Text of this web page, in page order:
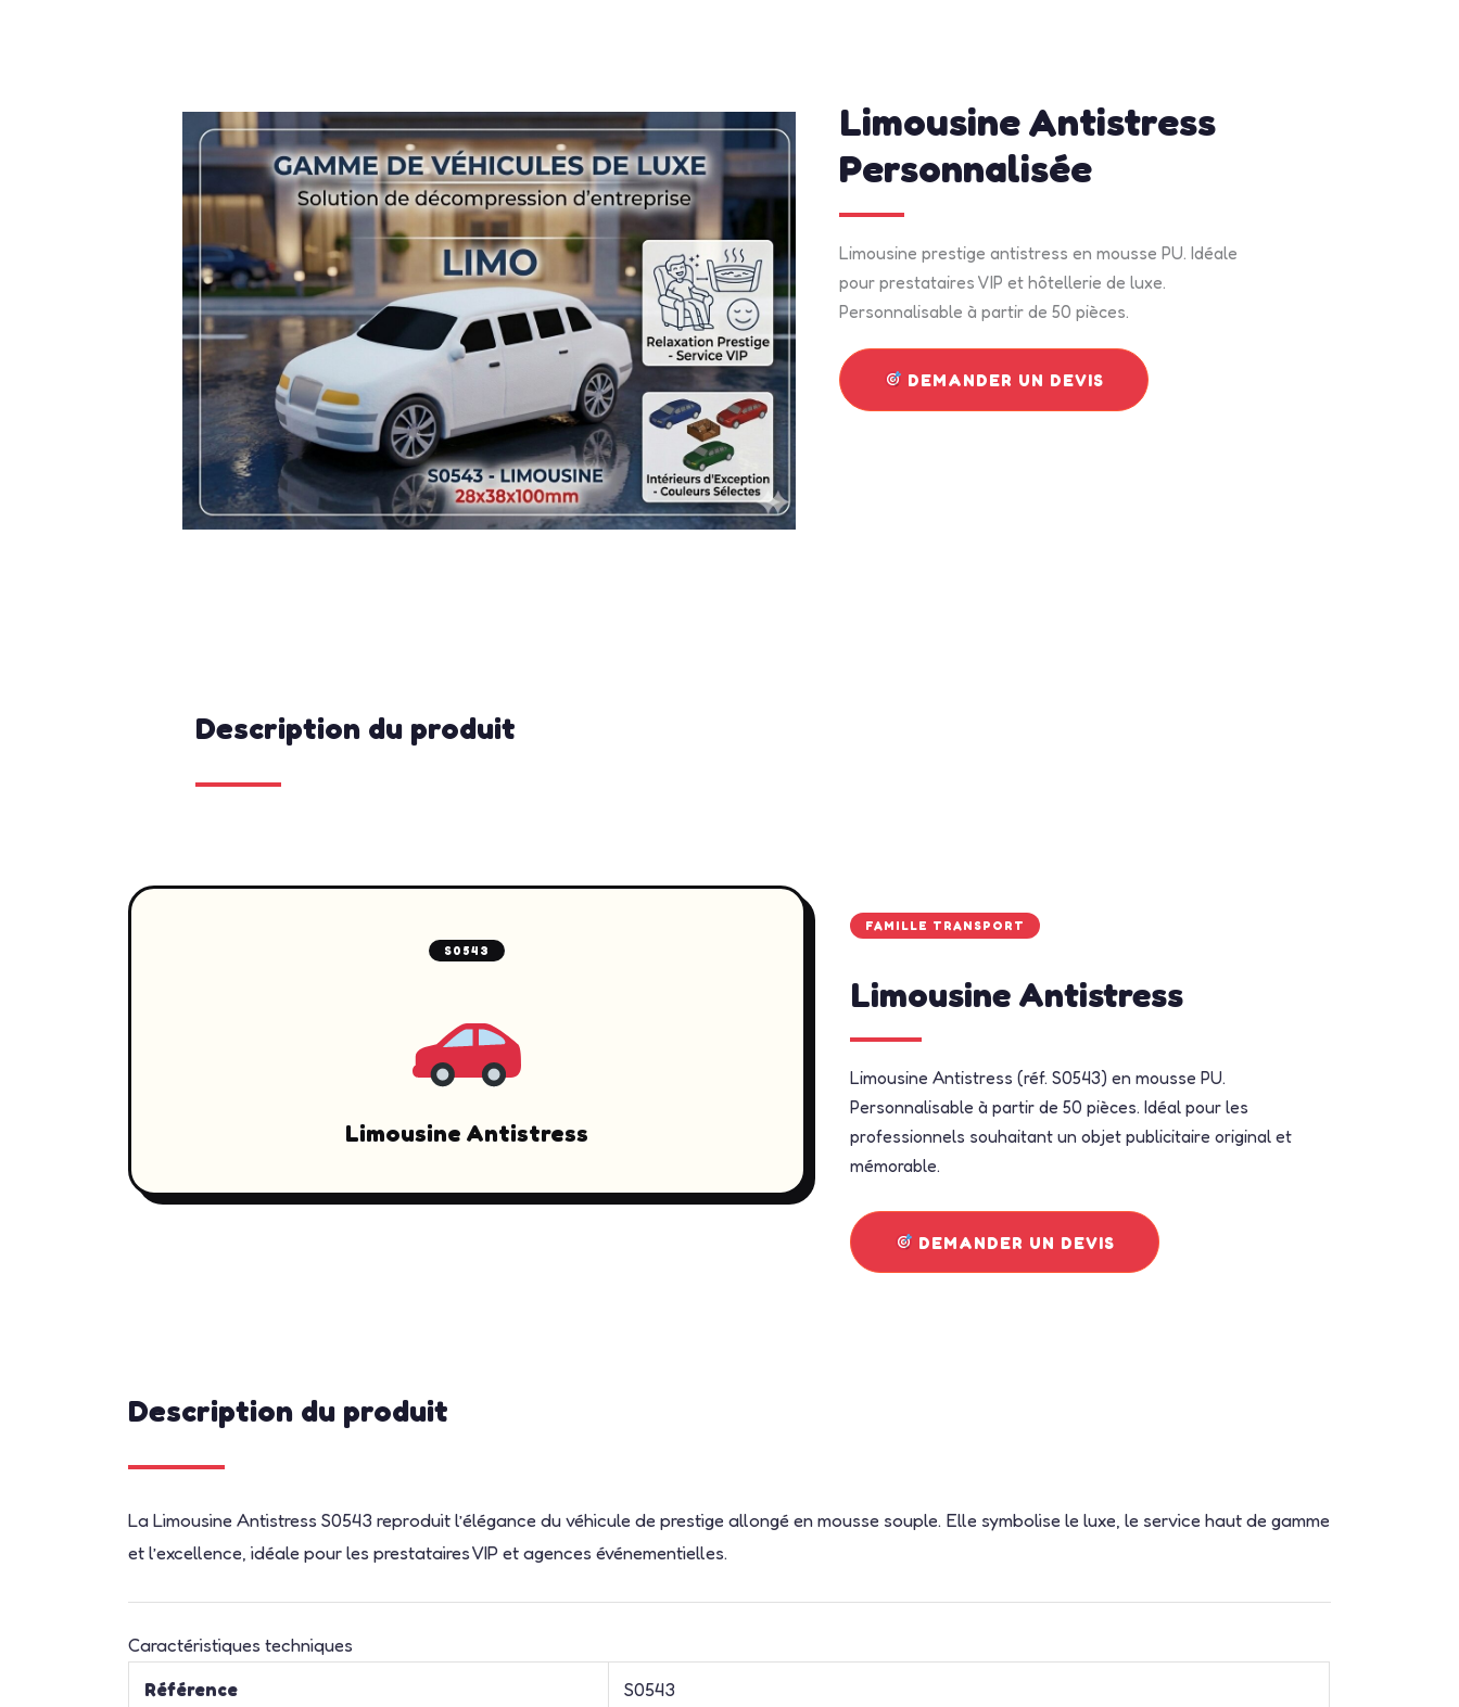
Limousine Antistress
Personnalisée
Limousine prestige antistress en mousse PU. Idéale
pour prestataires VIP et hôtellerie de luxe.
Personnalisable à partir de 50 pièces.
DEMANDER UN DEVIS
Description du produit
S0543
Limousine Antistress
FAMILLE TRANSPORT
Limousine Antistress
Limousine Antistress (réf. S0543) en mousse PU.
Personnalisable à partir de 50 pièces. Idéal pour les
professionnels souhaitant un objet publicitaire original et
mémorable.
DEMANDER UN DEVIS
Description du produit
La Limousine Antistress S0543 reproduit l’élégance du véhicule de prestige allongé en mousse souple. Elle symbolise le luxe, le service haut de gamme
et l’excellence, idéale pour les prestataires VIP et agences événementielles.
Caractéristiques techniques
Référence
S0543